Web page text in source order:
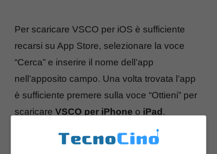
Per scaricare VSCO per iOS è sufficiente
recarsi su App Store, selezionare la voce
“Cerca” e inserire il nome dell’app
nell’apposito campo. Una volta trovata l’app
è sufficiente premere sulla voce “Ottieni” per
scaricare VSCO per iPhone o iPad.
Procedimento molto simile anche per
Android, è sufficiente aprire ilPlay Store